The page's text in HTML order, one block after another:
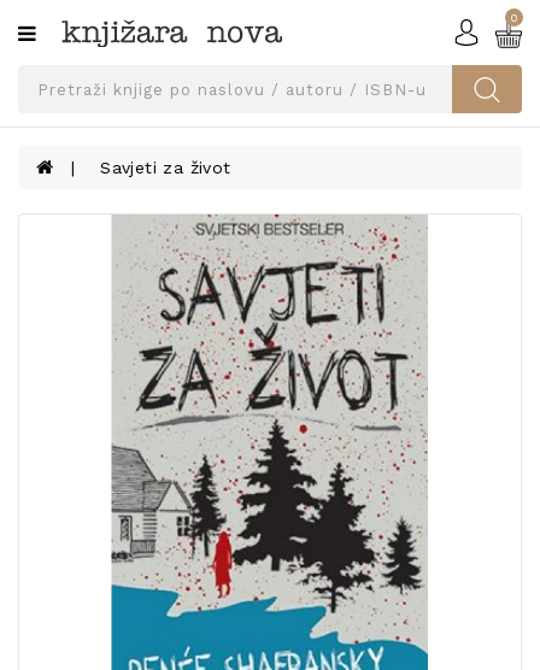
Kategorije
SVEUČILIŠNA
UDŽBENICI
KNJIGE
PRIBOR
POSEBNA
0
Savjeti za život